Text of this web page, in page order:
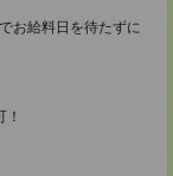
お給料日を待たずに
！